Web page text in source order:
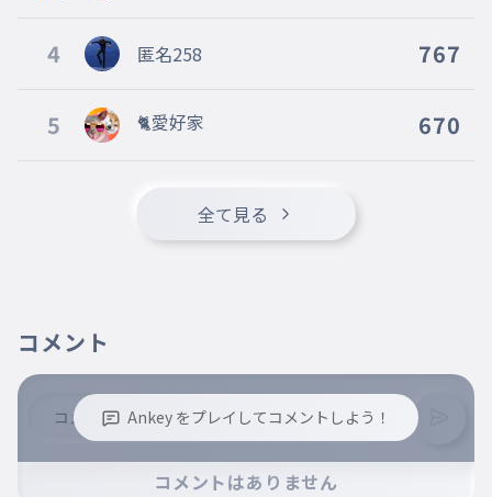
4 匿名258 767
5 🐈愛好家 670
全て見る
コメント
Ankey をプレイしてコメントしよう！
※コメントするには、ログインが必要です。
コメントはありません